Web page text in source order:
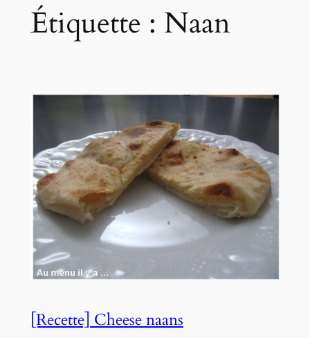
Étiquette : Naan
[Recette] Cheese naans